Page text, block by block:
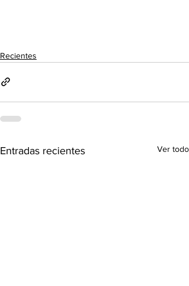
Recientes
Entradas recientes Ver todo